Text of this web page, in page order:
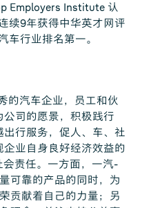
Employers Institute 认
续9年获得中华英才网评
车行业排名第一。
的汽车企业，员工和伙
司的愿景，积极践行
行服务，促人、车、社
业自身良好经济效益的
责任。一方面，一汽-
可靠的产品的同时，为
贡献着自己的力量；另